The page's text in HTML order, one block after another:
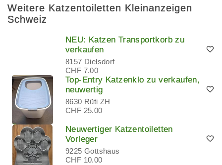
Weitere Katzentoiletten Kleinanzeigen
Schweiz
NEU: Katzen Transportkorb zu
verkaufen
8157 Dielsdorf
CHF 7.00
Top-Entry Katzenklo zu verkaufen,
neuwertig
8630 Rüti ZH
CHF 25.00
Neuwertiger Katzentoiletten
Vorleger
9225 Gottshaus
CHF 10.00